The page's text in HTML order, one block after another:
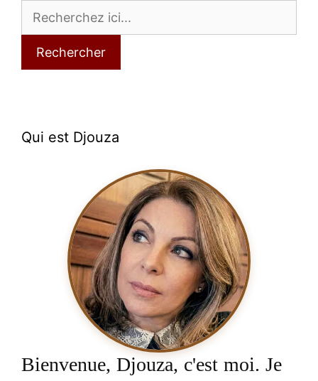
Rechercher
Qui est Djouza
Bienvenue, Djouza, c'est moi. Je